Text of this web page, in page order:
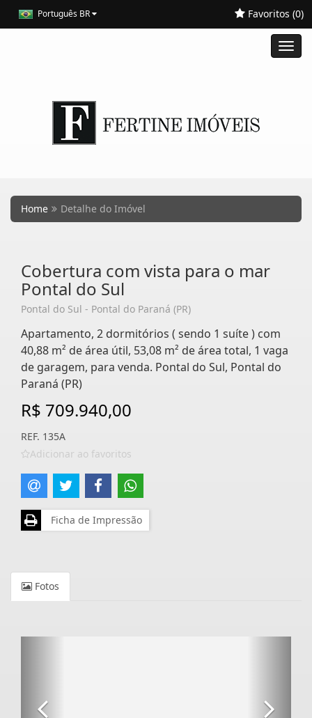
Português BR Favoritos (0)
Home Detalhe do Imóvel
Cobertura com vista para o mar
Pontal do Sul
Pontal do Sul - Pontal do Paraná (PR)
Apartamento, 2 dormitórios ( sendo 1 suíte ) com
40,88 m² de área útil, 53,08 m² de área total, 1 vaga
de garagem, para venda. Pontal do Sul, Pontal do
Paraná (PR)
R$ 709.940,00
REF. 135A
Adicionar ao favoritos
Ficha de Impressão
Fotos